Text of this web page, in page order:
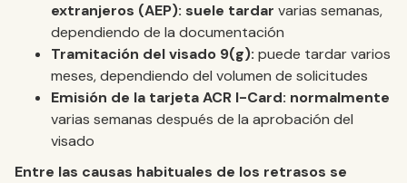
extranjeros (AEP): suele tardar varias semanas,
dependiendo de la documentación
Tramitación del visado 9(g): puede tardar varios
meses, dependiendo del volumen de solicitudes
Emisión de la tarjeta ACR I-Card: normalmente
varias semanas después de la aprobación del
visado
Entre las causas habituales de los retrasos se